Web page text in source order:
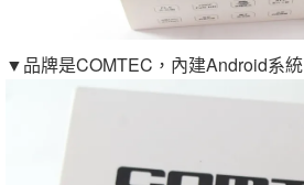
▼品牌是COMTEC，內建Android系統